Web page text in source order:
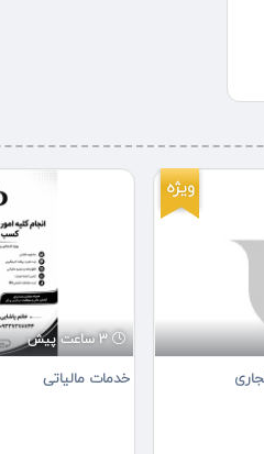
3 ساعت پیش
خدمات مالیاتی
ویژه